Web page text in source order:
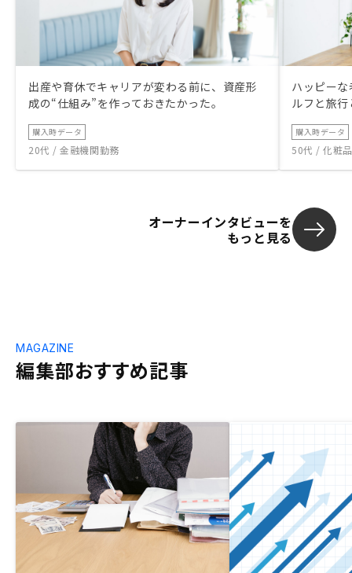
出産や育休でキャリアが変わる前に、資産形
成の“仕組み”を作っておきたかった。
購入時データ
20代 / 金融機関勤務
ハッピー
ルフと旅
購入時データ
50代 / 化粧
オーナーインタビューを
もっと見る
編集部おすすめ記事
MAGAZINE